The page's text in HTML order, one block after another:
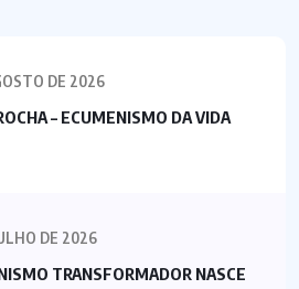
DE 2026
– ECUMENISMO DA VIDA
DE 2026
TRANSFORMADOR NASCE